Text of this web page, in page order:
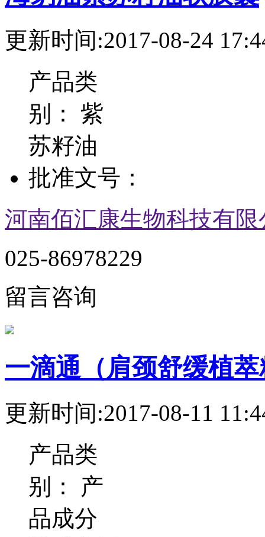
更新时间:2017-08-24
产品类
别： 紫
苏籽油
批准文号：
河南佰汇康生物科技有限
025-86978229
留言咨询
一滴通（肩颈舒缓植
更新时间:2017-08-11
产品类
别： 产
品成分